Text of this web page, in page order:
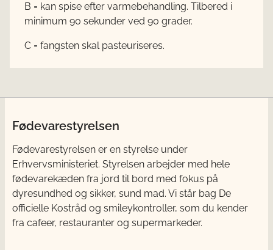
B = kan spise efter varmebehandling. Tilbered i
minimum 90 sekunder ved 90 grader.
C = fangsten skal pasteuriseres.
Fødevarestyrelsen
Fødevarestyrelsen er en styrelse under
Erhvervsministeriet. Styrelsen arbejder med hele
fødevarekæden fra jord til bord med fokus på
dyresundhed og sikker, sund mad. Vi står bag De
officielle Kostråd og smileykontroller, som du kender
fra cafeer, restauranter og supermarkeder.